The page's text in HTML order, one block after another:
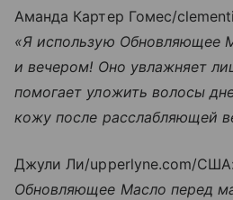
Аманда Картер Гомес/
«Я использую Обновляющее
и вечером! Оно увлажняет
помогает уложить волосы
кожу после расслабляющей
Джули Ли/upperlyne.com/США:
Обновляющее Масло перед